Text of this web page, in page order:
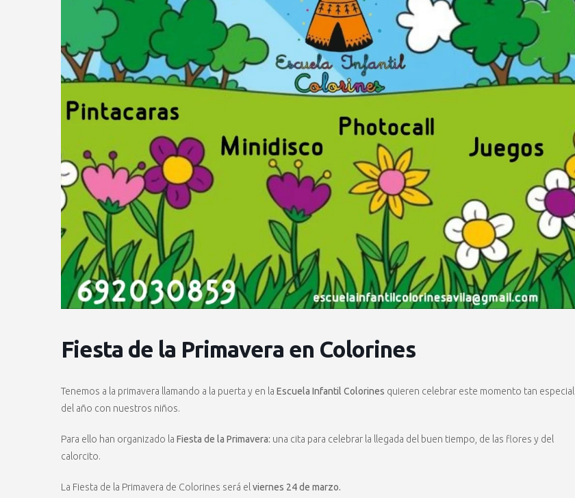
Fiesta de la Primavera en Colorines
Tenemos a la primavera llamando a la puerta y en la Escuela Infantil Colorines quieren celebrar este momento tan especial
del año con nuestros niños.
Para ello han organizado la Fiesta de la Primavera: una cita para celebrar la llegada del buen tiempo, de las flores y del
calorcito.
La Fiesta de la Primavera de Colorines será elviernes 24 de marzo.